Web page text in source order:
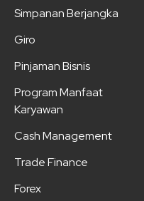
Simpanan Berjangka
Giro
Pinjaman Bisnis
Program Manfaat
Karyawan
Cash Management
Trade Finance
Forex